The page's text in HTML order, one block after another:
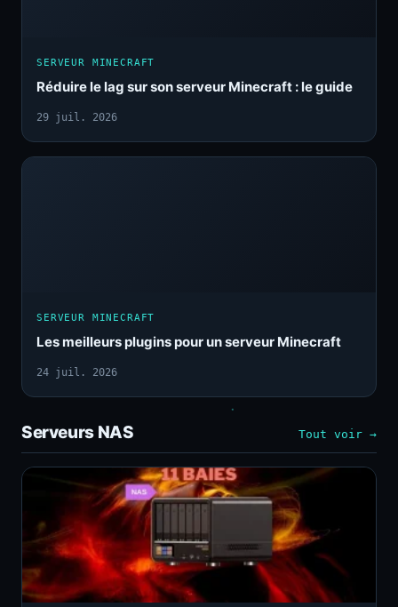
SERVEUR MINECRAFT
Réduire le lag sur son serveur Minecraft : le guide
29 juil. 2026
SERVEUR MINECRAFT
Les meilleurs plugins pour un serveur Minecraft
24 juil. 2026
Serveurs NAS Tout voir →